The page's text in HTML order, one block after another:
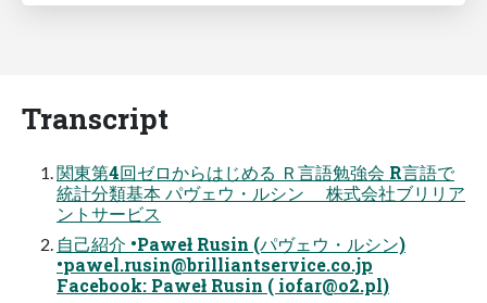
Transcript
関東第4回ゼロからはじめる Ｒ言語勉強会 R言語で
統計分類基本 パヴェウ・ルシン 株式会社ブリリア
ントサービス
自己紹介 •Paweł Rusin (パヴェウ・ルシン)
•pawel.rusin@brilliantservice.co.jp
Facebook: Paweł Rusin ( iofar@o2.pl)